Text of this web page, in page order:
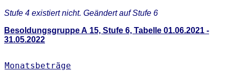
Stufe 4 existiert nicht. Geändert auf Stufe 6
Besoldungsgruppe A 15, Stufe 6, Tabelle 01.06.2021 -
31.05.2022
Monatsbeträge